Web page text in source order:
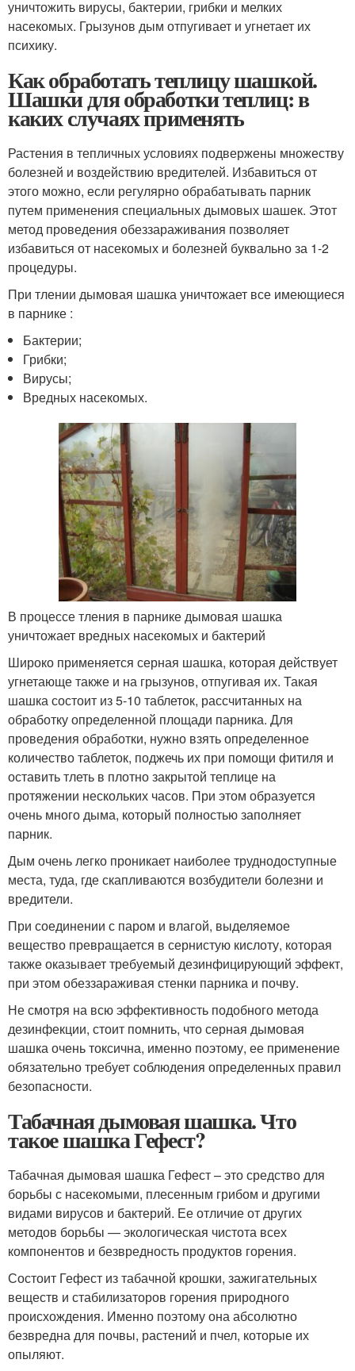
уничтожить вирусы, бактерии, грибки и мелких
насекомых. Грызунов дым отпугивает и угнетает их
психику.
Как обработать теплицу шашкой.
Шашки для обработки теплиц: в
каких случаях применять
Растения в тепличных условиях подвержены множеству
болезней и воздействию вредителей. Избавиться от
этого можно, если регулярно обрабатывать парник
путем применения специальных дымовых шашек. Этот
метод проведения обеззараживания позволяет
избавиться от насекомых и болезней буквально за 1-2
процедуры.
При тлении дымовая шашка уничтожает все имеющиеся
в парнике :
Бактерии;
Грибки;
Вирусы;
Вредных насекомых.
В процессе тления в парнике дымовая шашка
уничтожает вредных насекомых и бактерий
Широко применяется серная шашка, которая действует
угнетающе также и на грызунов, отпугивая их. Такая
шашка состоит из 5-10 таблеток, рассчитанных на
обработку определенной площади парника. Для
проведения обработки, нужно взять определенное
количество таблеток, поджечь их при помощи фитиля и
оставить тлеть в плотно закрытой теплице на
протяжении нескольких часов. При этом образуется
очень много дыма, который полностью заполняет
парник.
Дым очень легко проникает наиболее труднодоступные
места, туда, где скапливаются возбудители болезни и
вредители.
При соединении с паром и влагой, выделяемое
вещество превращается в сернистую кислоту, которая
также оказывает требуемый дезинфицирующий эффект,
при этом обеззараживая стенки парника и почву.
Не смотря на всю эффективность подобного метода
дезинфекции, стоит помнить, что серная дымовая
шашка очень токсична, именно поэтому, ее применение
обязательно требует соблюдения определенных правил
безопасности.
Табачная дымовая шашка. Что
такое шашка Гефест?
Табачная дымовая шашка Гефест – это средство для
борьбы с насекомыми, плесенным грибом и другими
видами вирусов и бактерий. Ее отличие от других
методов борьбы — экологическая чистота всех
компонентов и безвредность продуктов горения.
Состоит Гефест из табачной крошки, зажигательных
веществ и стабилизаторов горения природного
происхождения. Именно поэтому она абсолютно
безвредна для почвы, растений и пчел, которые их
опыляют.